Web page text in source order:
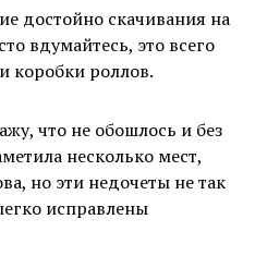
достойно скачивания на
вдумайтесь, это всего
коробки роллов.
что не обошлось и без
несколько мест,
но эти недочеты не так
исправлены